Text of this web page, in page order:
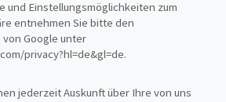
und Einstellungsmöglichkeiten zum
entnehmen Sie bitte den
Google unter
privacy?hl=de&gl=de.
jederzeit Auskunft über Ihre von uns